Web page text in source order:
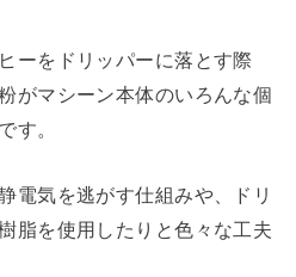
ーをドリッパーに落とす際
がマシーン本体のいろんな個
す。
電気を逃がす仕組みや、ドリ
脂を使用したりと色々な工夫